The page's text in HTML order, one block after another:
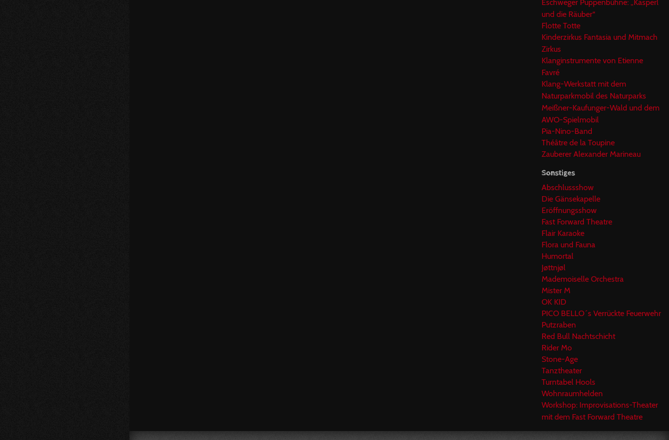
Eschweger Puppenbühne: „Kasperl
und die Räuber“
Flotte Totte
Kinderzirkus Fantasia und Mitmach
Zirkus
Klanginstrumente von Etienne
Favré
Klang-Werkstatt mit dem
Naturparkmobil des Naturparks
Meißner-Kaufunger-Wald und dem
AWO-Spielmobil
Pia-Nino-Band
Théâtre de la Toupine
Zauberer Alexander Marineau
Sonstiges
Abschlussshow
Die Gänsekapelle
Eröffnungsshow
Fast Forward Theatre
Flair Karaoke
Flora und Fauna
Humortal
Jøttnjøl
Mademoiselle Orchestra
Mister M
OK KID
PICO BELLO´s Verrückte Feuerwehr
Putzraben
Red Bull Nachtschicht
Rider Mo
Stone-Age
Tanztheater
Turntabel Hools
Wohnraumhelden
Workshop: Improvisations-Theater
mit dem Fast Forward Theatre